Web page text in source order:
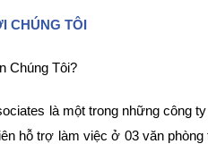
CHÚNG TÔI
Chúng Tôi?
là một trong những công
hỗ trợ làm việc ở 03 văn